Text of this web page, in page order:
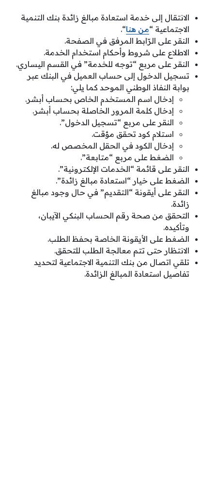
الانتقال إلى خدمة استعادة مبالغ زائدة بنك التنمية
الاجتماعية “من هنا“.
النقر على الرّابط المرفق في الصفحة.
الاطلاع على شروط وأحكام استخدام الخدمة.
النقر على مربع “توجه للخدمة” في القسم اليساري.
تسجيل الدخول إلى حساب العميل في البنك عبر
بوابة النفاذ الوطني الموحد كما يلي:
إدخال اسم المستخدم الخاص بحساب أبشر.
إدخال كلمة المرور الخاصلة بحساب أبشر.
النقر على مربع “تسجيل الدخول”.
استلام كود تحقق مؤقت.
إدخال الكود في الحقل المخصص له.
الضغط على مربع “متابعة”.
النقر على قائمة “الخدمات الإلكترونية”.
الضغط على خيار “استعادة مبالغ زائدة”.
النقر على أيقونة “التقديم” في حال وجود مبالغ
زائدة.
التحقق من صحة رقم الحساب البنكي الآيبان،
وتأكيده.
الضغط على الأيقونة الخاصة بحفظ الطلب.
الانتظار حتى تتم معالجة الطلب للتحقق.
تلقي اتصال من بنك التنمية الاجتماعية لتحديد
تفاصيل استعادة المبالغ الزائدة.